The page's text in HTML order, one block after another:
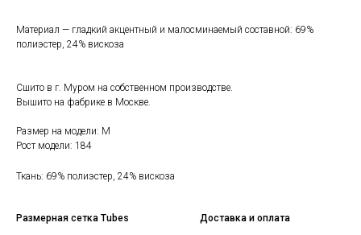
Материал — гладкий акцентный и малосминаемый составной: 69%
полиэстер, 24% вискоза
Сшито в г. Муром на собственном производстве.
Вышито на фабрике в Москве.
Размер на модели: M
Рост модели: 184
Ткань: 69% полиэстер, 24% вискоза
Размерная сетка Tubes Доставка и оплата